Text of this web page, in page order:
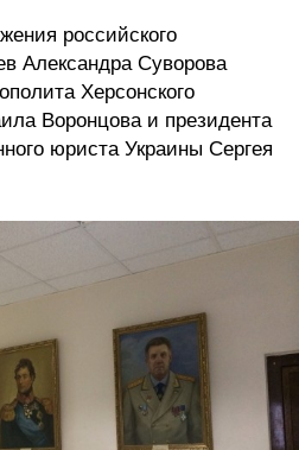
российского
Александра Суворова
Херсонского
Воронцова и президента
юриста Украины Сергея